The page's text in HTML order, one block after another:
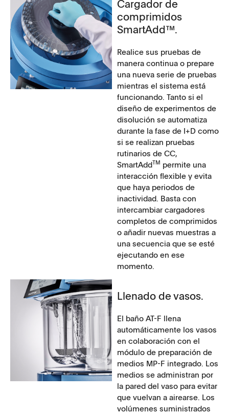
Cargador de
comprimidos
SmartAdd™.
Realice sus pruebas de
manera continua o prepare
una nueva serie de pruebas
mientras el sistema está
funcionando. Tanto si el
diseño de experimentos de
disolución se automatiza
durante la fase de I+D como
si se realizan pruebas
rutinarios de CC,
SmartAddTM permite una
interacción flexible y evita
que haya periodos de
inactividad. Basta con
intercambiar cargadores
completos de comprimidos
o añadir nuevas muestras a
una secuencia que se esté
ejecutando en ese
momento.
Llenado de vasos.
El baño AT-F llena
automáticamente los vasos
en colaboración con el
módulo de preparación de
medios MP-F integrado. Los
medios se administran por
la pared del vaso para evitar
que vuelvan a airearse. Los
volúmenes suministrados